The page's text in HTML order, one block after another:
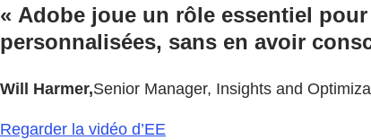
« Adobe joue un rôle essentiel
personnalisées, sans en avoir
Will Harmer,Senior Manager, Insights and
Regarder la vidéo d’EE